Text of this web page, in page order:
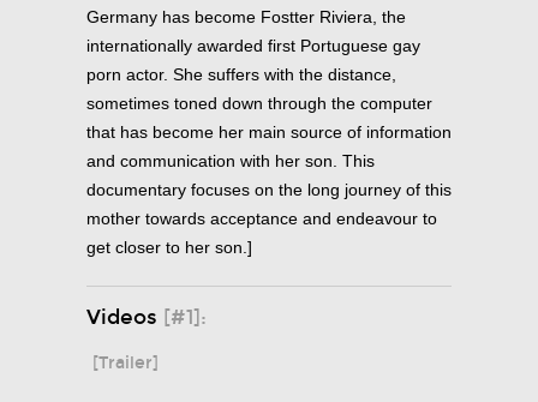
Germany has become Fostter Riviera, the
internationally awarded first Portuguese gay
porn actor. She suffers with the distance,
sometimes toned down through the computer
that has become her main source of information
and communication with her son. This
documentary focuses on the long journey of this
mother towards acceptance and endeavour to
get closer to her son.]
Videos [#1]:
[Trailer]